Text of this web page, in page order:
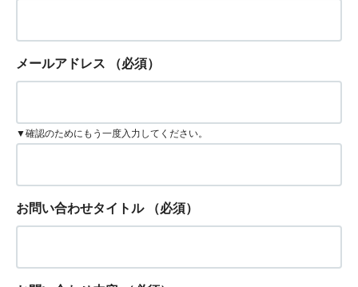
メールアドレス （必須）
▼確認のためにもう一度入力してください。
お問い合わせタイトル （必須）